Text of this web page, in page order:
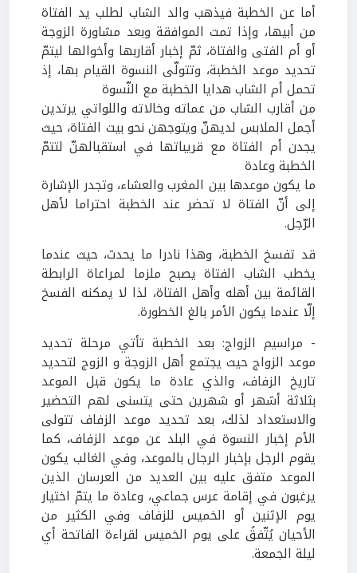
أما عن الخطبة فيذهب والد الشاب لطلب يد الفتاة
من أبيها، وإذا تمت الموافقة وبعد مشاورة الزوجة
أو أم الفتى والفتاة، ثمّ إخبار أقاربها وأخوالها ليتمّ
تحديد موعد الخطبة، وتتولّى النسوة القيام بها، إذ
تحمل أم الشاب هدايا الخطبة مع النّسوة
من أقارب الشاب من عماته وخالاته واللواتي يرتدين
أجمل الملابس لديهنّ ويتوجهن نحو بيت الفتاة، حيث
يجدن أم الفتاة مع قريباتها في استقبالهنّ لتتمّ
الخطبة وعادة
ما يكون موعدها بين المغرب والعشاء، وتجدر الإشارة
إلى أنّ الفتاة لا تحضر عند الخطبة احتراما لأهل
الرّجل.
قد تفسخ الخطبة، وهذا نادرا ما يحدث، حيث عندما
يخطب الشاب الفتاة يصبح ملزما لمراعاة الرابطة
القائمة بين أهله وأهل الفتاة، لذا لا يمكنه الفسخ
إلّا عندما يكون الأمر بالغ الخطورة.
- مراسيم الزواج: بعد الخطبة تأتي مرحلة تحديد
موعد الزواج حيث يجتمع أهل الزوجة و الزوج لتحديد
تاريخ الزفاف، والذي عادة ما يكون قبل الموعد
بثلاثة أشهر أو شهرين حتى يتسنى لهم التحضير
والاستعداد لذلك، بعد تحديد موعد الزفاف تتولى
الأم إخبار النسوة في البلد عن موعد الزفاف، كما
يقوم الرجل بإخبار الرجال بالموعد، وفي الغالب يكون
الموعد متفق عليه بين العديد من العرسان الذين
يرغبون في إقامة عرس جماعي، وعادة ما يتمّ اختيار
يوم الإثنين أو الخميس للزفاف وفي الكثير من
الأحيان يُتّفقُ على يوم الخميس لقراءة الفاتحة أي
ليلة الجمعة.